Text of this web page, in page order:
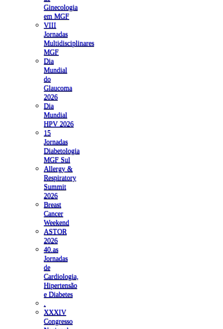
Ginecologia
em MGF
VIII
Jornadas
Multidisciplinares
MGF
Dia
Mundial
do
Glaucoma
2026
Dia
Mundial
HPV 2026
15
Jornadas
Diabetologia
MGF Sul
Allergy &
Respiratory
Summit
2026
Breast
Cancer
Weekend
ASTOR
2026
40.as
Jornadas
de
Cardiologia,
Hipertensão
e Diabetes
XXXIV
Congresso